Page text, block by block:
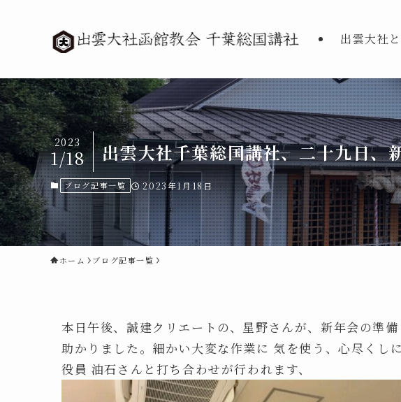
出雲大社
出雲大社千葉総国講社、二十九日、
2023
1/18
ブログ記事一覧 2023年1月18日
ホーム ブログ記事一覧
本日午後、誠建クリエートの、星野さんが、新年会の準
助かりました。細かい大変な作業に 気を使う、心尽くし
役員 油石さんと打ち合わせが行われます、